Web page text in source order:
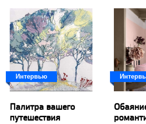
Интервью
​Палитра вашего
путешествия